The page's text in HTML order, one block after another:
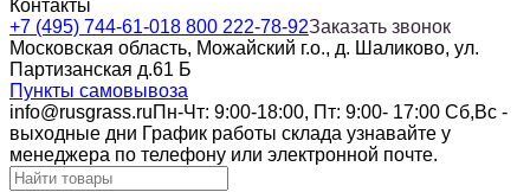
Контакты
+7 (495) 744-61-018 800 222-78-92Заказать звонок
Московская область, Можайский г.о., д. Шаликово, ул.
Партизанская д.61 Б
Пункты самовывоза
info@rusgrass.ruПн-Чт: 9:00-18:00, Пт: 9:00- 17:00 Сб,Вс -
выходные дни График работы склада узнавайте у
менеджера по телефону или электронной почте.